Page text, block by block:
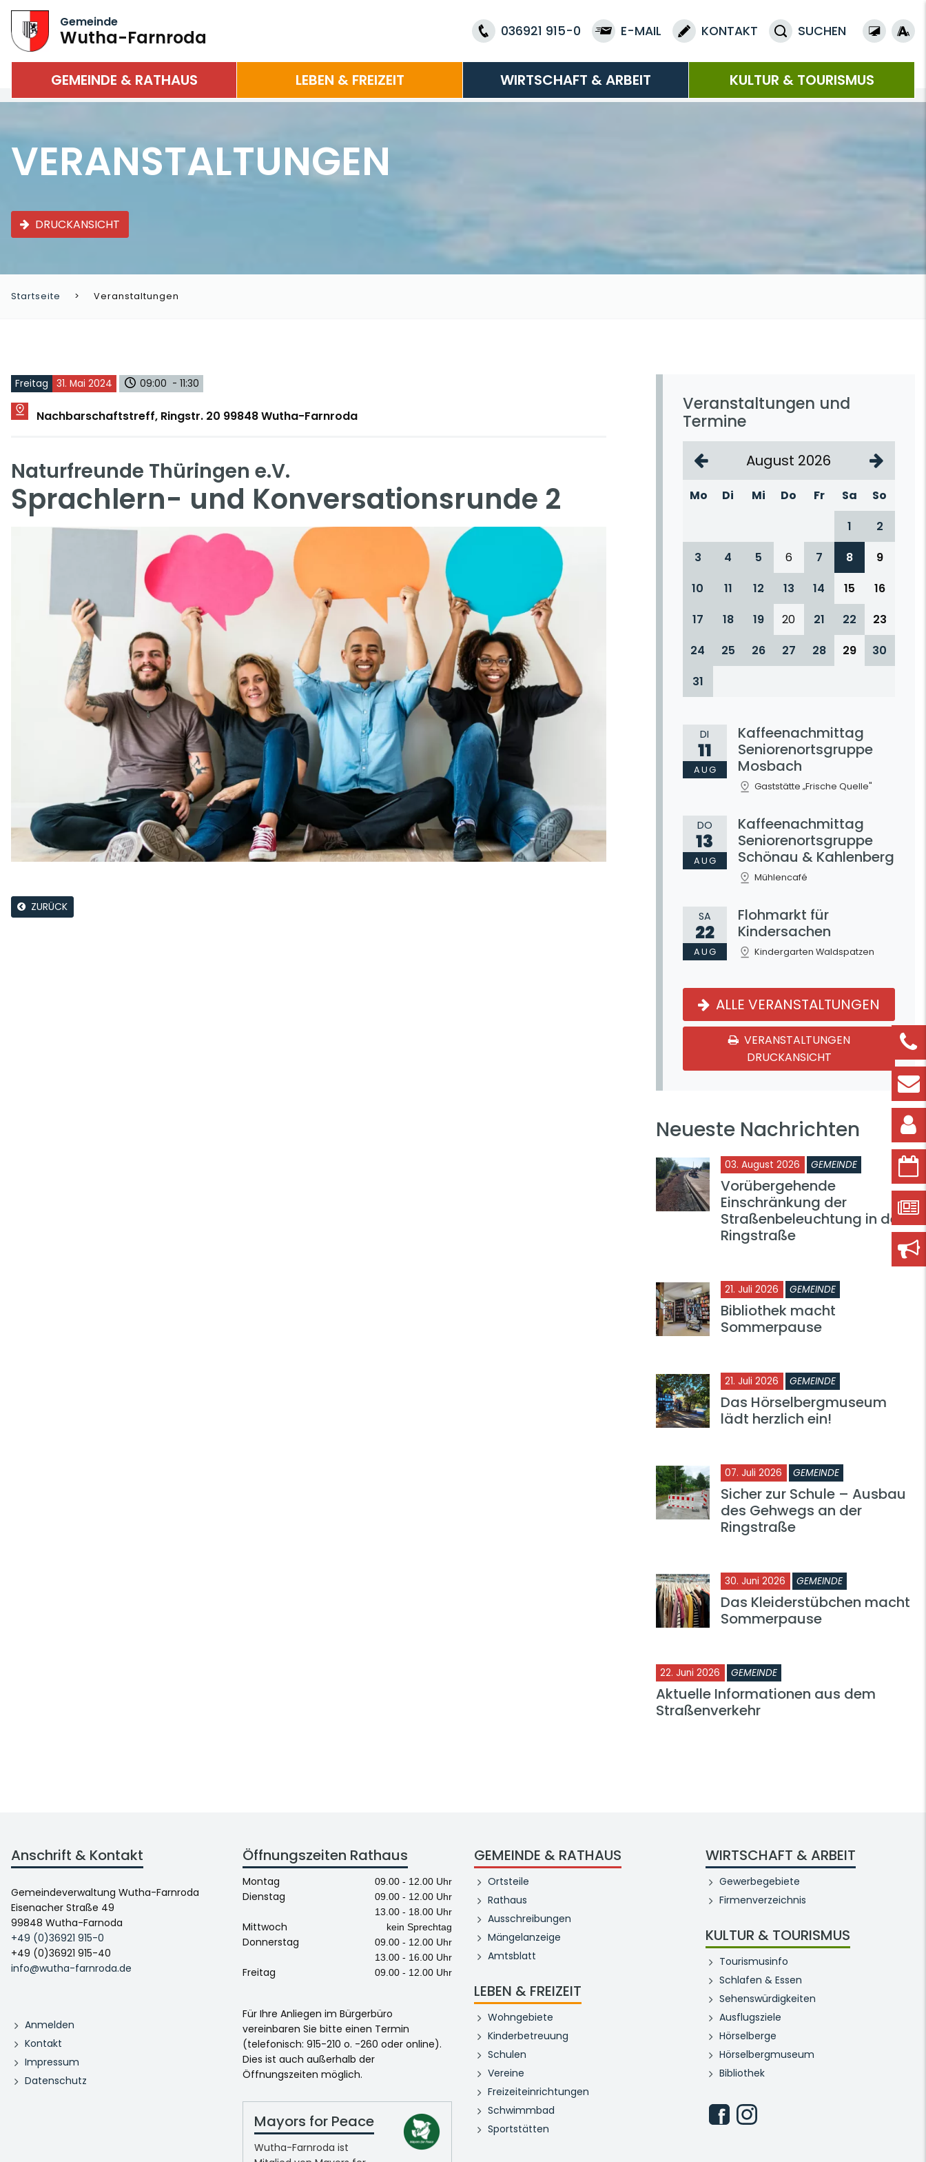
Gemeinde
Wutha-Farnroda 036921 915-0 E-MAIL KONTAKT SUCHEN
GEMEINDE & RATHAUS LEBEN & FREIZEIT WIRTSCHAFT & ARBEIT KULTUR & TOURISMUS
VERANSTALTUNGEN
DRUCKANSICHT
Startseite Veranstaltungen
Freitag 31. Mai 2024 09:00 - 11:30
Nachbarschaftstreff, Ringstr. 20 99848 Wutha-Farnroda
Naturfreunde Thüringen e.V.
Sprachlern- und Konversationsrunde 2
ZURÜCK
Veranstaltungen und
Termine
August 2026
Mo Di Mi Do Fr Sa
So
1
2
3
4 5 6 7 8
9
10
11 12 13 14 15
16
17
18 19 20 21 22
23
24
25 26 27 28 29
30
31
DI
11
AUG
Kaffeenachmittag
Seniorenortsgruppe
Mosbach
Gaststätte „Frische Quelle"
DO
13
AUG
Kaffeenachmittag
Seniorenortsgruppe
Schönau & Kahlenberg
Mühlencafé
SA
22
AUG
Flohmarkt für
Kindersachen
Kindergarten Waldspatzen
ALLE VERANSTALTUNGEN
VERANSTALTUNGEN
DRUCKANSICHT
Neueste Nachrichten
03. August 2026 GEMEINDE
Vorübergehende
Einschränkung der
Straßenbeleuchtung in der
Ringstraße
21. Juli 2026 GEMEINDE
Bibliothek macht
Sommerpause
21. Juli 2026 GEMEINDE
Das Hörselbergmuseum
lädt herzlich ein!
07. Juli 2026 GEMEINDE
Sicher zur Schule – Ausbau
des Gehwegs an der
Ringstraße
30. Juni 2026 GEMEINDE
Das Kleiderstübchen macht
Sommerpause
22. Juni 2026 GEMEINDE
Aktuelle Informationen aus dem
Straßenverkehr
Anschrift & Kontakt
Gemeindeverwaltung Wutha-Farnroda
Eisenacher Straße 49
99848 Wutha-Farnoda
+49 (0)36921 915-0
+49 (0)36921 915-40
info@wutha-farnroda.de
Anmelden
Kontakt
Impressum
Datenschutz
Öffnungszeiten Rathaus
Montag 09.00 - 12.00 Uhr
Dienstag
09.00 - 12.00 Uhr
13.00 - 18.00 Uhr
Mittwoch kein Sprechtag
Donnerstag
09.00 - 12.00 Uhr
13.00 - 16.00 Uhr
Freitag 09.00 - 12.00 Uhr
Für Ihre Anliegen im Bürgerbüro
vereinbaren Sie bitte einen Termin
(telefonisch: 915-210 o. -260 oder online).
Dies ist auch außerhalb der
Öffnungszeiten möglich.
Mayors for Peace
Wutha-Farnroda ist
GEMEINDE & RATHAUS
Ortsteile
Rathaus
Ausschreibungen
Mängelanzeige
Amtsblatt
LEBEN & FREIZEIT
Wohngebiete
Kinderbetreuung
Schulen
Vereine
Freizeiteinrichtungen
Schwimmbad
Sportstätten
WIRTSCHAFT & ARBEIT
Gewerbegebiete
Firmenverzeichnis
KULTUR & TOURISMUS
Tourismusinfo
Schlafen & Essen
Sehenswürdigkeiten
Ausflugsziele
Hörselberge
Hörselbergmuseum
Bibliothek